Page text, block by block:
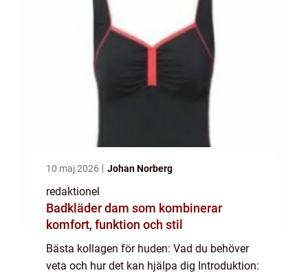
10 maj 2026 Johan Norberg
redaktionel
Badkläder dam som kombinerar
komfort, funktion och stil
Bästa kollagen för huden: Vad du behöver
veta och hur det kan hjälpa dig Introduktion: